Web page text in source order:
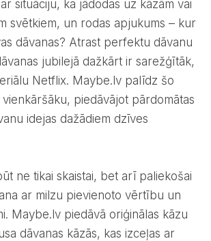
svētkiem, un rodas apjukums – kur
dāvanas? Atrast perfektu dāvanu
jubilejā dažkārt ir sarežģītāk,
Netflix. Maybe.lv palīdz šo
piedāvājot pārdomātas
idejas dažādiem dzīves
ar milzu pievienoto vērtību un
Maybe.lv piedāvā oriģinālas kāzu
dāvanas kāzās, kas izceļas ar